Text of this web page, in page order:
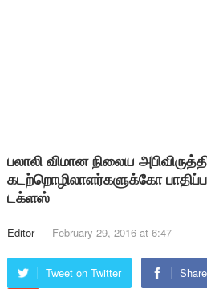
பலாலி விமான நிலைய
கடற்றொழிலாளர்களுக்கோ
டக்ளஸ்
Editor - February 29, 2016 at 6:47
Tweet on Twitter